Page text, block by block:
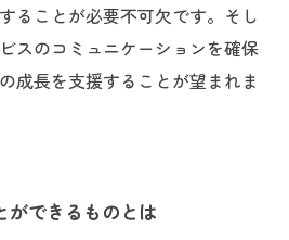
ることが必要不可欠です。そし
スのコミュニケーションを確保
成長を支援することが望まれま
ができるものとは